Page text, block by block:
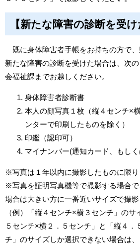
【新たな障害の診断を受け
既に身体障害者手帳をお持ちの方で
新たな障害の診断を受けた場合は、次
会福祉課までお越しください。
身体障害者診断書
本人の顔写真１枚（縦４センチ×
ンターで印刷したものを除く）
印鑑（認印可）
マイナンバー(通知カード、もし
※写真は１年以内に撮影したものに限り
※写真を証明写真機等で撮影する場合
場合は大きい方に一番近いサイズで撮影
（例）「縦４センチ×横３センチ」のサ
５センチ×横２．５センチ」と「縦４．
チ」のサイズしか選択できない場合は